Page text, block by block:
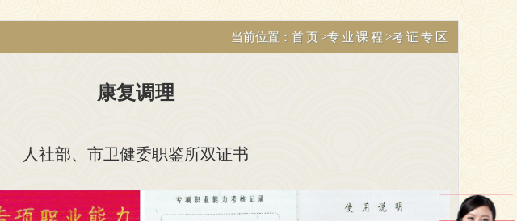
当前位置： 首页>专业课程 >考证专区
康复调理
人社部、市卫健委职鉴所双证书